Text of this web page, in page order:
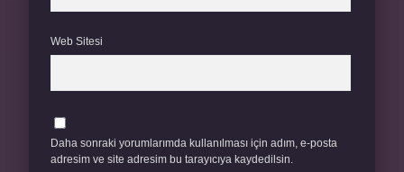
Web Sitesi
Daha sonraki yorumlarımda kullanılması için adım, e-posta
adresim ve site adresim bu tarayıcıya kaydedilsin.